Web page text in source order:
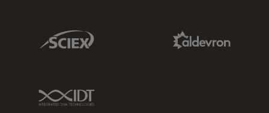
Sciex Link
IDT Link